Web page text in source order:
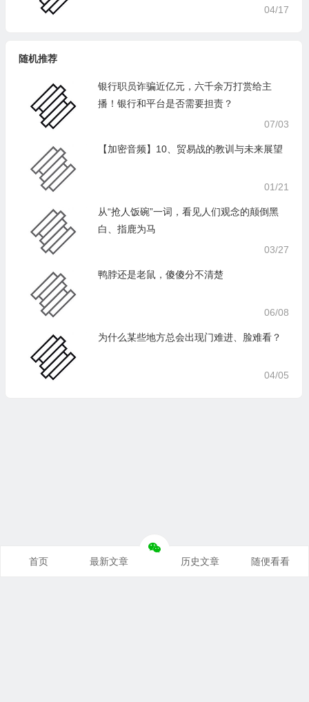
04/17
随机推荐
银行职员诈骗近亿元，六千余万打赏给主
播！银行和平台是否需要担责？
07/03
【加密音频】10、贸易战的教训与未来展望
01/21
从“抢人饭碗”一词，看见人们观念的颠倒黑
白、指鹿为马
03/27
鸭脖还是老鼠，傻傻分不清楚
06/08
为什么某些地方总会出现门难进、脸难看？
04/05
首页 最新文章 历史文章 随便看看